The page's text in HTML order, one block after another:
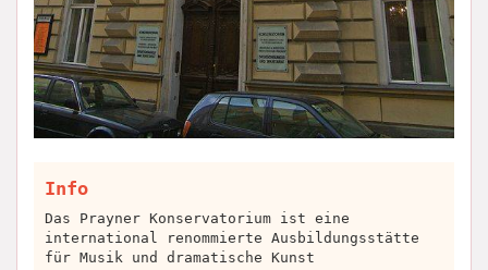
Info
Das Prayner Konservatorium ist eine
international renommierte Ausbildungsstätte
für Musik und dramatische Kunst